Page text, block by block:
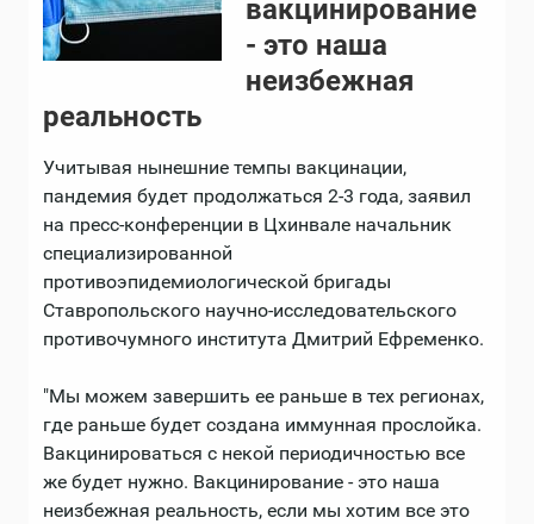
вакцинирование
- это наша
неизбежная
реальность
Учитывая нынешние темпы вакцинации,
пандемия будет продолжаться 2-3 года, заявил
на пресс-конференции в Цхинвале начальник
специализированной
противоэпидемиологической бригады
Ставропольского научно-исследовательского
противочумного института Дмитрий Ефременко.
"Мы можем завершить ее раньше в тех регионах,
где раньше будет создана иммунная прослойка.
Вакцинироваться с некой периодичностью все
же будет нужно. Вакцинирование - это наша
неизбежная реальность, если мы хотим все это